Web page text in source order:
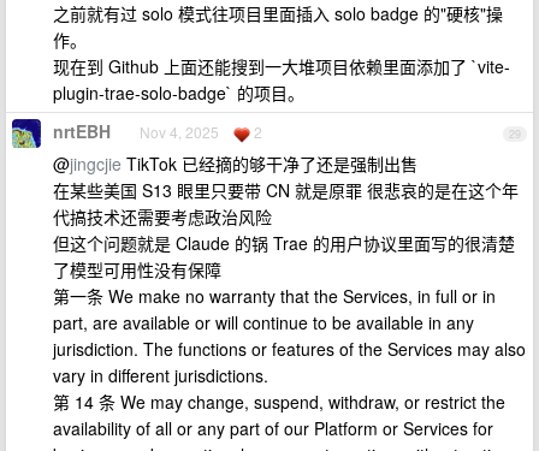
之前就有过 solo 模式往项目里面插入 solo badge 的"硬核"操
作。
现在到 Github 上面还能搜到一大堆项目依赖里面添加了 `vite-
plugin-trae-solo-badge` 的项目。
29
nrtEBH Nov 4, 2025 2
@jingcjie TikTok 已经摘的够干净了还是强制出售
在某些美国 S13 眼里只要带 CN 就是原罪 很悲哀的是在这个年
代搞技术还需要考虑政治风险
但这个问题就是 Claude 的锅 Trae 的用户协议里面写的很清楚
了模型可用性没有保障
第一条 We make no warranty that the Services, in full or in
part, are available or will continue to be available in any
jurisdiction. The functions or features of the Services may also
vary in different jurisdictions.
第 14 条 We may change, suspend, withdraw, or restrict the
availability of all or any part of our Platform or Services for